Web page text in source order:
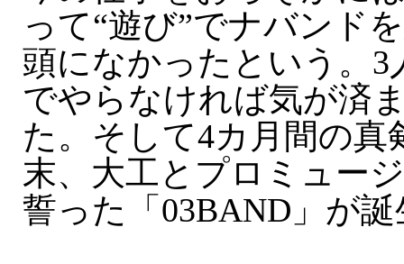
って“遊び”でナバンド
頭になかったという。3
でやらなければ気が済
た。そして4カ月間の真
末、大工とプロミュー
誓った「03BAND」が